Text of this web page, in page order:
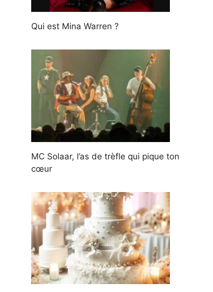
Qui est Mina Warren ?
MC Solaar, l’as de trèfle qui pique ton
cœur